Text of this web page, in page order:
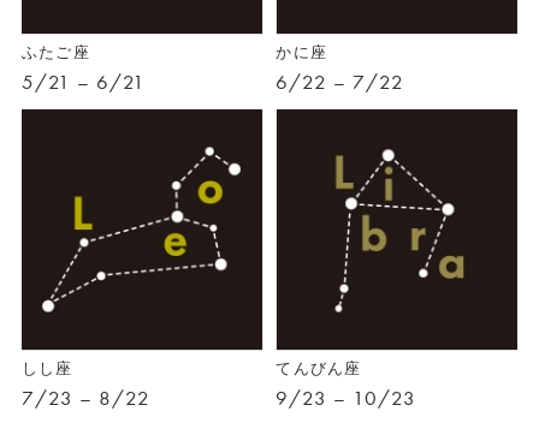
ふたご座
5/21 – 6/21
かに座
6/22 – 7/22
しし座
7/23 – 8/22
てんびん座
9/23 – 10/23